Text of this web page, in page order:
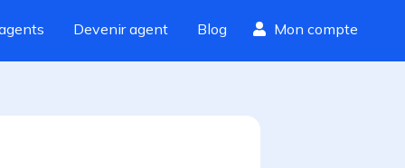
Devenir agent Blog Mon compte